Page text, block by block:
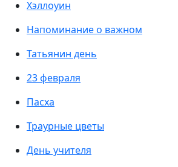
Хэллоуин
Напоминание о важном
Татьянин день
23 февраля
Пасха
Траурные цветы
День учителя